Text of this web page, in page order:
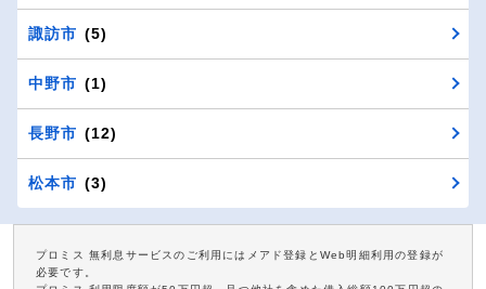
諏訪市 (5)
中野市 (1)
長野市 (12)
松本市 (3)
プロミス 無利息サービスのご利用にはメアド登録とWeb明細利用の登録が
必要です。